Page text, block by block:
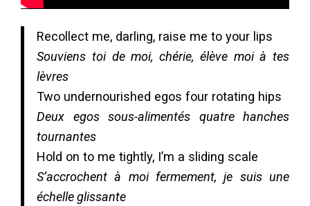
Recollect me, darling, raise me to your lips
Souviens toi de moi, chérie, élève moi à tes
lèvres
Two undernourished egos four rotating hips
Deux egos sous-alimentés quatre hanches
tournantes
Hold on to me tightly, I’m a sliding scale
S’accrochent à moi fermement, je suis une
échelle glissante